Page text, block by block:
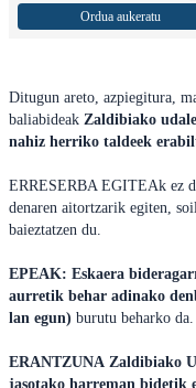
Ditugun areto, azpiegitura,
baliabideak Zaldibiako
nahiz herriko taldeek
ERRESERBA EGITEAk ez
denaren aitortzarik egiten,
baieztatzen du.
EPEAK: Eskaera
aurretik behar adinako
lan egun) burutu beharko da.
ERANTZUNA Zaldibiako
jasotako harreman bidetik
Ordua aukeratu